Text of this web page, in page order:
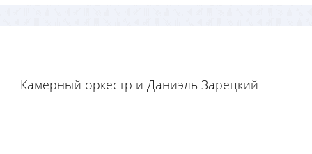
Камерный оркестр и Даниэль Зарецкий